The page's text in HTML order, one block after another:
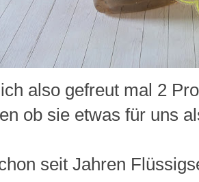
also gefreut mal 2
ob sie etwas für uns
seit Jahren